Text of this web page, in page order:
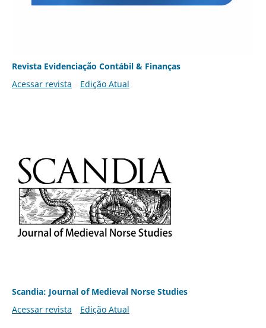
Revista Evidenciação Contábil & Finanças
Acessar revista
Edição Atual
Scandia: Journal of Medieval Norse Studies
Acessar revista
Edição Atual